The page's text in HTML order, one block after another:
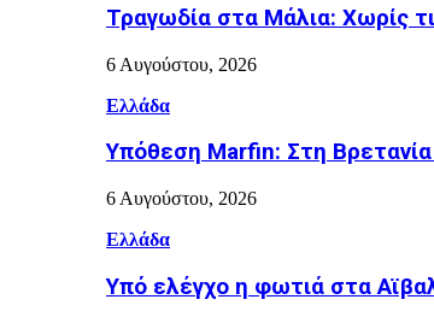
Τραγωδία στα Μάλια: Χωρίς
6 Αυγούστου, 2026
Ελλάδα
Υπόθεση Marfin: Στη Βρετανία
6 Αυγούστου, 2026
Ελλάδα
Υπό ελέγχο η φωτιά στα